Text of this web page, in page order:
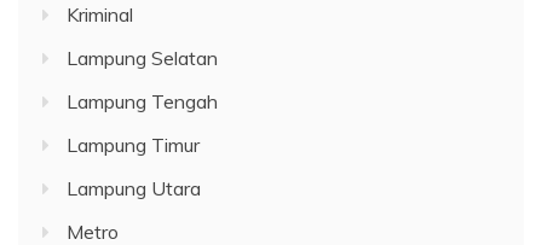
Kriminal
Lampung Selatan
Lampung Tengah
Lampung Timur
Lampung Utara
Metro